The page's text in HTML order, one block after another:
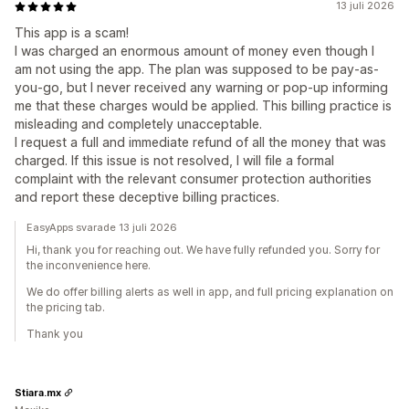
Segmentering Taggning
Insikter och tips
Analysverktyg A/B-testning
API:er och webhooks
13 juli 2026
This app is a scam!
I was charged an enormous amount of money even though I
am not using the app. The plan was supposed to be pay-as-
you-go, but I never received any warning or pop-up informing
me that these charges would be applied. This billing practice is
misleading and completely unacceptable.
I request a full and immediate refund of all the money that was
charged. If this issue is not resolved, I will file a formal
complaint with the relevant consumer protection authorities
and report these deceptive billing practices.
EasyApps svarade 13 juli 2026
Hi, thank you for reaching out. We have fully refunded you. Sorry for
the inconvenience here.
We do offer billing alerts as well in app, and full pricing explanation on
the pricing tab.
Thank you
Stiara.mx